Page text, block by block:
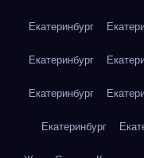
Екатеринбург
Екатеринбург
Екатеринбург
Екатеринбург